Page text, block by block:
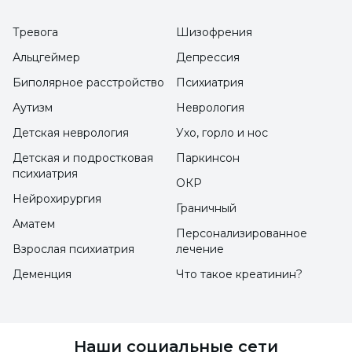
Ребенка с плохим табелем успеваемости не
следует заставлять
Эксперт по клинической психологии Айнур
Сайым продолжила свои слова, сказав, что
ребенок не сможет добиться на каникулах
"Не заставлять ребенка, а действовать в
направлении решения будет самым
правильным подходом. Не ждите, что
ребенок будет следовать строгой учебной
программе во время каникул; однако, если
Тревога
Альцгеймер
Биполярное расстройство
Аутизм
Детская неврология
Шизофрения
Депрессия
Психиатрия
Неврология
Ухо, горло и нос
Детская и подростковая
психиатрия
Нейрохирургия
Аматем
Взрослая психиатрия
Деменция
Паркинсон
ОКР
Граничный
Персонализированное
лечение
Что такое креатинин?
Наши социальные сети